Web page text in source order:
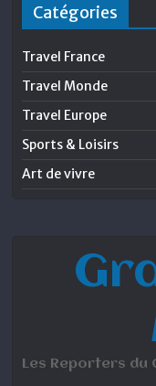
Catégories
Travel France
Travel Monde
Travel Europe
Sports & Loisirs
Art de vivre
Les Reporters du